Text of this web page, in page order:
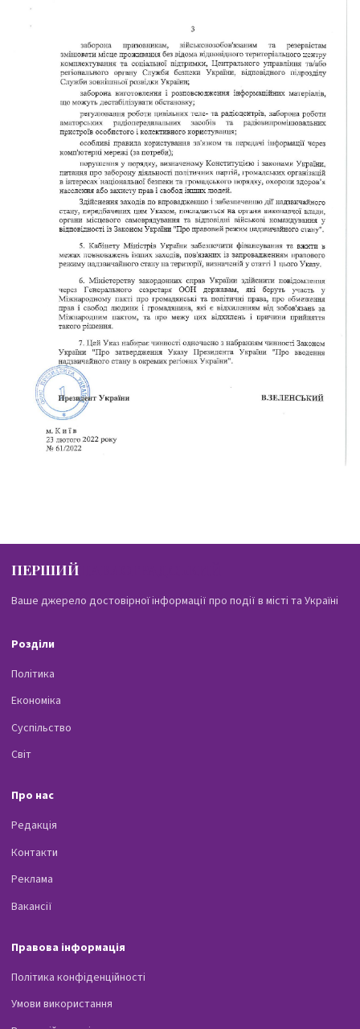
ПЕРШИЙ
Ваше джерело достовірної інформації про події в місті та Україні
Розділи
Політика
Економіка
Суспільство
Світ
Про нас
Редакція
Контакти
Реклама
Вакансії
Правова інформація
Політика конфіденційності
Умови використання